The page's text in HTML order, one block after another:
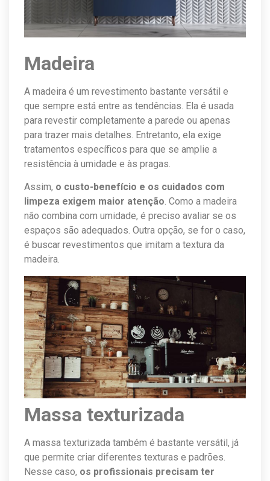
Madeira
A madeira é um revestimento bastante versátil e
que sempre está entre as tendências. Ela é usada
para revestir completamente a parede ou apenas
para trazer mais detalhes. Entretanto, ela exige
tratamentos específicos para que se amplie a
resistência à umidade e às pragas.
Assim, o custo-benefício e os cuidados com
limpeza exigem maior atenção. Como a madeira
não combina com umidade, é preciso avaliar se os
espaços são adequados. Outra opção, se for o caso,
é buscar revestimentos que imitam a textura da
madeira.
Massa texturizada
A massa texturizada também é bastante versátil, já
que permite criar diferentes texturas e padrões.
Nesse caso, os profissionais precisam ter